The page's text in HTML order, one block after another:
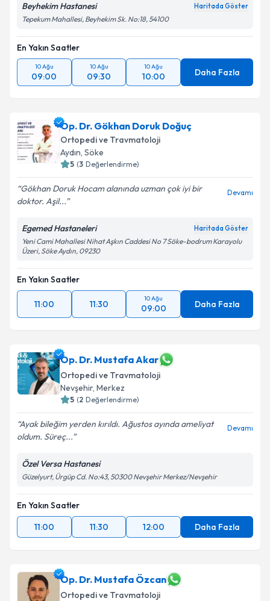
Beyhekim Hastanesi Haritada Göster
Tepekum Mahallesi, Beyhekim Sk. No:18, 54100
En Yakın Saatler
10 Ağu
09:00
10 Ağu
09:30
10 Ağu
10:00 Daha Fazla
Op. Dr. Gökhan Doruk Doğuç
Ortopedi ve Travmatoloji
Aydın, Söke
5 (3 Değerlendirme)
Gökhan Doruk Hocam alanında uzman çok iyi bir
doktor. Aşil...
Devamı
Egemed Hastaneleri Haritada Göster
Yeni Cami Mahallesi Nihat Aşkın Caddesi No 7 Söke-bodrum Karayolu
Üzeri, Söke Aydın, 09230
En Yakın Saatler
11:00 11:30
10 Ağu
09:00 Daha Fazla
Op. Dr. Mustafa Akar
Ortopedi ve Travmatoloji
Nevşehir, Merkez
5 (2 Değerlendirme)
Ayak bileğim yerden kırıldı. Ağustos ayında ameliyat
oldum. Süreç...
Devamı
Özel Versa Hastanesi
Güzelyurt, Ürgüp Cd. No:43, 50300 Nevşehir Merkez/Nevşehir
En Yakın Saatler
11:00
11:30 12:00 Daha Fazla
Op. Dr. Mustafa Özcan
Ortopedi ve Travmatoloji